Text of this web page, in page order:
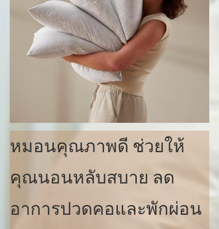
หมอนคุณภาพดี ช่วยให้
คุณนอนหลับสบาย ลด
อาการปวดคอและพักผ่อน